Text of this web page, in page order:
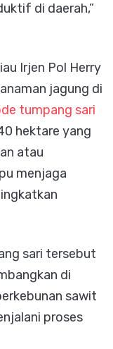
di daerah,”
Irjen Pol Herry
jagung di
tumpang sari
hektare yang
atau
menjaga
sari tersebut
di
sawit
proses